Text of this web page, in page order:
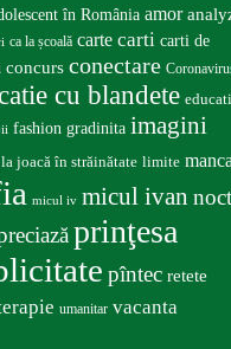
în România amor
ca la școală carte carti carti de
concurs conectare
cu blandete
fashion gradinita imagini
la joacă în străinătate limite
micul iv micul ivan
prinţesa
pîntec retete
umanitar vacanta